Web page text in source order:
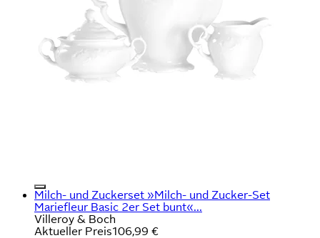
Milch- und Zuckerset »Milch- und Zucker-Set
Mariefleur Basic 2er Set bunt«...
Villeroy & Boch
Aktueller Preis106,99 €